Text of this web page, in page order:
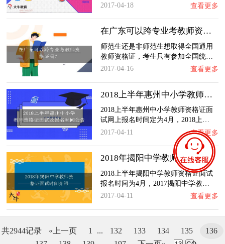
2017-04-18
查看更多
在广东可以跨专业考教师资格证吗？
师范生还是非师范生想取得全国通用
教师资格证，考生只有参加全国统…
2017-04-16
查看更多
2018上半年惠州中小学教师资格证面试及报名时…
2018上半年惠州中小学教师资格证面
试网上报名时间定为4月，2018上…
2017-04-11
查看更多
2018年揭阳中学教师资格证面试时间介绍
2018上半年揭阳中学教师资格证面试
报名时间为4月，2017揭阳中学教…
2017-04-11
查看更多
共2944记录 «上一页 1 ... 132 133 134 135
136